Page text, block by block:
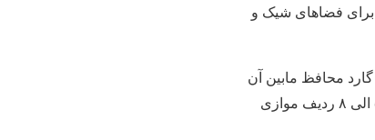
برای فضاهای شیک و
گارد محافظ مابین آن
ها تبعیت می کند. به طور کلی ارتفاع نرده ها حدود ۹۰ الی ۱۱۰ سانتی متر و گاردهای محافظ بین آن ها ۵ الی ۸ ردیف موازی